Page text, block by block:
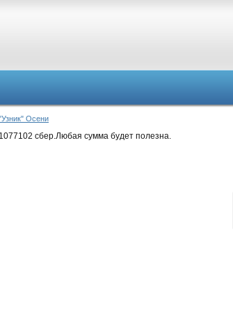
Осени
сбер.Любая сумма будет полезна.